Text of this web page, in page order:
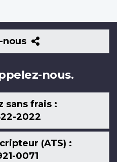
nous
Suivez-
nous
nous.
sans frais :
2022
(ATS) :
0071